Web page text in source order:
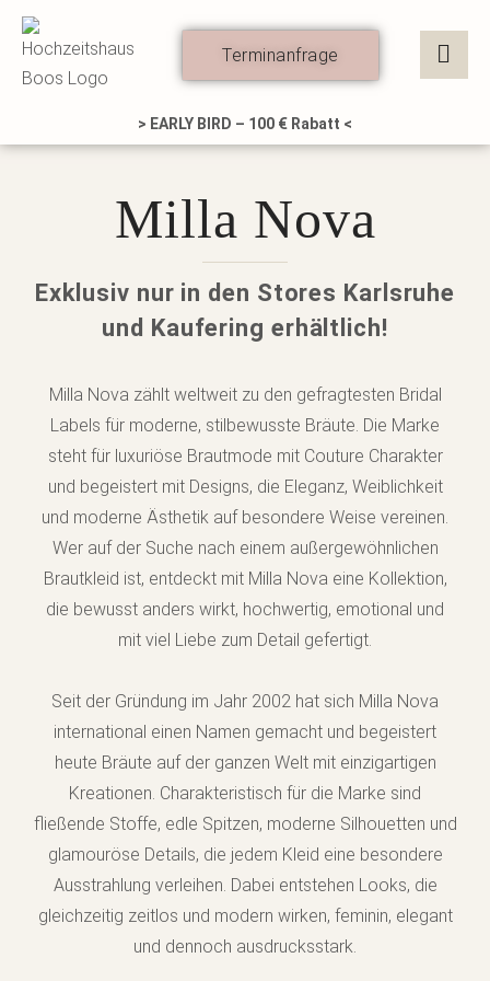
Zum
Inhalt
springen
Terminanfrage
> EARLY BIRD – 100 € Rabatt <
Milla Nova
Exklusiv nur in den Stores Karlsruhe
und Kaufering erhältlich!
Milla Nova zählt weltweit zu den gefragtesten Bridal
Labels für moderne, stilbewusste Bräute. Die Marke
steht für luxuriöse Brautmode mit Couture Charakter
und begeistert mit Designs, die Eleganz, Weiblichkeit
und moderne Ästhetik auf besondere Weise vereinen.
Wer auf der Suche nach einem außergewöhnlichen
Brautkleid ist, entdeckt mit Milla Nova eine Kollektion,
die bewusst anders wirkt, hochwertig, emotional und
mit viel Liebe zum Detail gefertigt.
Seit der Gründung im Jahr 2002 hat sich Milla Nova
international einen Namen gemacht und begeistert
heute Bräute auf der ganzen Welt mit einzigartigen
Kreationen. Charakteristisch für die Marke sind
fließende Stoffe, edle Spitzen, moderne Silhouetten und
glamouröse Details, die jedem Kleid eine besondere
Ausstrahlung verleihen. Dabei entstehen Looks, die
gleichzeitig zeitlos und modern wirken, feminin, elegant
und dennoch ausdrucksstark.